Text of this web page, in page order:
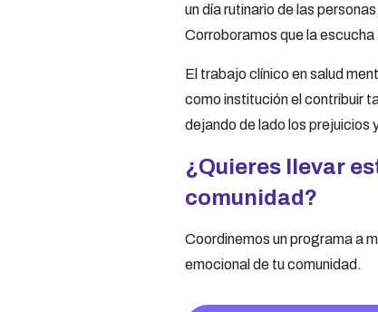
un día rutinario de las
Corroboramos que la
El trabajo clínico en salud
como institución el contribuir
dejando de lado los prejuicios
¿Quieres llevar
comunidad?
Coordinemos un programa a
emocional de tu comunidad.